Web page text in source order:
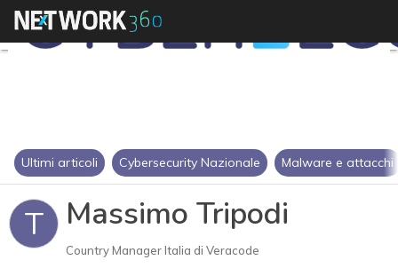
Ultimi articoli Cybersecurity Nazionale Malware e attacchi
T Massimo Tripodi
Country Manager Italia di Veracode